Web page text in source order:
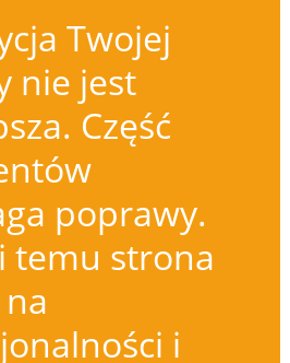
Twojej
nie jest
Część
poprawy.
temu strona
i